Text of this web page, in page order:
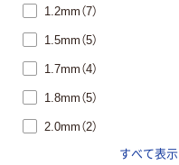
1.2mm（7）
1.5mm（5）
1.7mm（4）
1.8mm（5）
2.0mm（2）
すべて表示